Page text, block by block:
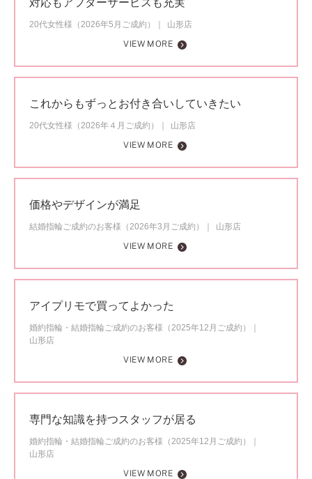
対応もアフターサービスも充実
20代女性様（2026年5月ご成約）
山形店
VIEW MORE
これからもずっとお付き合いしていきたい
20代女性様（2026年４月ご成約）
山形店
VIEW MORE
価格やデザインが満足
結婚指輪ご成約のお客様（2026年3月ご成約）
山形店
VIEW MORE
アイプリモで買ってよかった
婚約指輪・結婚指輪ご成約のお客様（2025年12月ご成約）
山形店
VIEW MORE
専門な知識を持つスタッフが居る
婚約指輪・結婚指輪ご成約のお客様（2025年12月ご成約）
山形店
VIEW MORE